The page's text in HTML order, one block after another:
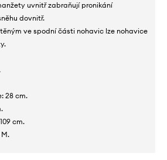
uvnitř zabraňují pronikání
dovnitř.
ve spodní části nohavic lze nohavice
28 cm.
cm.